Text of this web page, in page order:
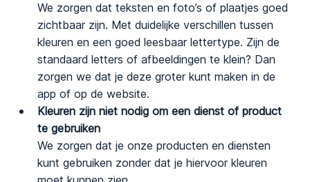
We zorgen dat teksten en foto’s of plaatjes goed
zichtbaar zijn. Met duidelijke verschillen tussen
kleuren en een goed leesbaar lettertype. Zijn de
standaard letters of afbeeldingen te klein? Dan
zorgen we dat je deze groter kunt maken in de
app of op de website.
Kleuren zijn niet nodig om een dienst of product
te gebruiken
We zorgen dat je onze producten en diensten
kunt gebruiken zonder dat je hiervoor kleuren